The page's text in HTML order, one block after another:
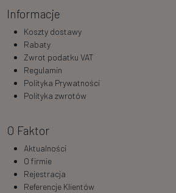
Informacje
Koszty dostawy
Rabaty
Zwrot podatku VAT
Regulamin
Polityka Prywatności
Polityka zwrotów
O Faktor
Aktualności
O firmie
Rejestracja
Referencje Klientów